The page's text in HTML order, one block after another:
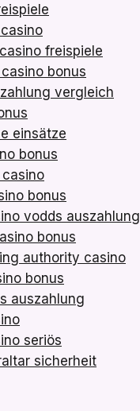
freispiele
bonus
vergleich
einsätze
bonus
bonus
vodds auszahlung
bonus
authority casino
bonus
auszahlung
seriös
sicherheit